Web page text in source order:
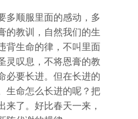
多顺服里面的感动，多
的教训，自然我们的生
背生命的律，不叫里面
灵叹息，不将恩膏的教
必要长进。但在长进的
生命怎么长进的呢？把
来了。好比春天一来，